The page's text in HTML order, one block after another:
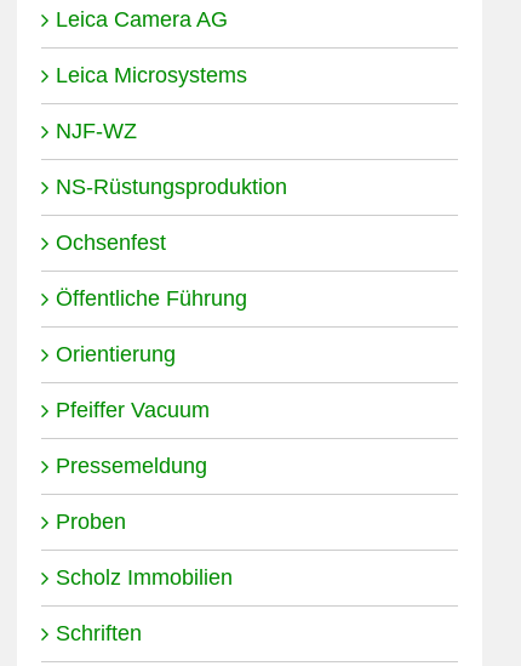
Leica Camera AG
Leica Microsystems
NJF-WZ
NS-Rüstungsproduktion
Ochsenfest
Öffentliche Führung
Orientierung
Pfeiffer Vacuum
Pressemeldung
Proben
Scholz Immobilien
Schriften